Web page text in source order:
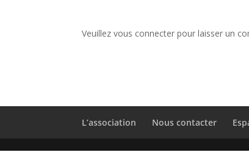
Veuillez vous connecter pour laisser un
L’association Nous contacter